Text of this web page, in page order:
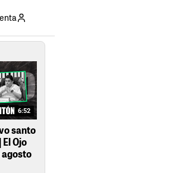
6:52
santo
Ojo
agosto